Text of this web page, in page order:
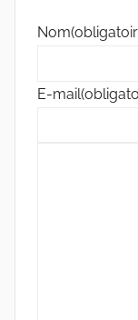
Nom
E-mail